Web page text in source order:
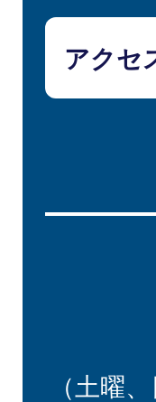
アクセ
（土曜